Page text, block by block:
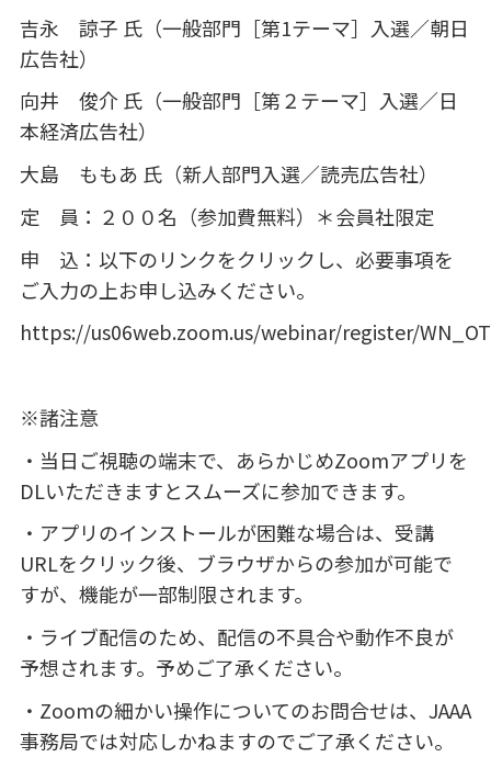
吉永 諒子 氏（一般部門［第1テーマ］入選／朝日
広告社）
向井 俊介 氏（一般部門［第２テーマ］入選／日
本経済広告社）
大島 ももあ 氏（新人部門入選／読売広告社）
定 員：２００名（参加費無料）＊会員社限定
申 込：以下のリンクをクリックし、必要事項を
ご入力の上お申し込みください。
https://us06web.zoom.us/webinar/register/
※諸注意
・当日ご視聴の端末で、あらかじめZoomアプリを
DLいただきますとスムーズに参加できます。
・アプリのインストールが困難な場合は、受講
URLをクリック後、ブラウザからの参加が可能で
すが、機能が一部制限されます。
・ライブ配信のため、配信の不具合や動作不良が
予想されます。予めご了承ください。
・ Zoomの細かい操作についてのお問合せは、 JAAA
事務局では対応しかねますのでご了承ください。